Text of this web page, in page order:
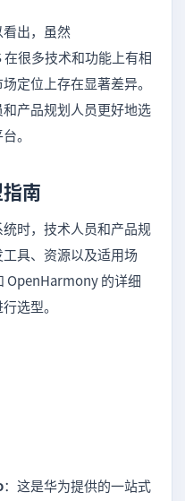
出，虽然
很多技术和功能上有相
定位上存在显著差异。
产品规划人员更好地选
。
南
时，技术人员和产品规
具、资源以及适用场
OpenHarmony 的详细
选型。
：这是华为提供的一站式